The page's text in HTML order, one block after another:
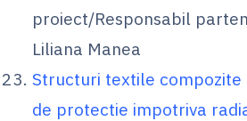
proiect/Responsabil
Liliana Manea
Structuri textile compozite
de protectie impotriva